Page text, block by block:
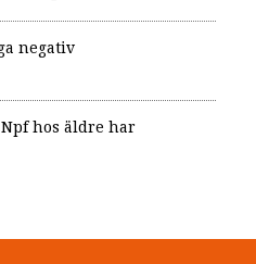
negativ
hos äldre har